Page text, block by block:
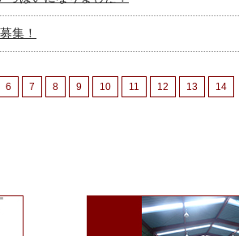
集！
6 7 8 9 10 11 12 13 14